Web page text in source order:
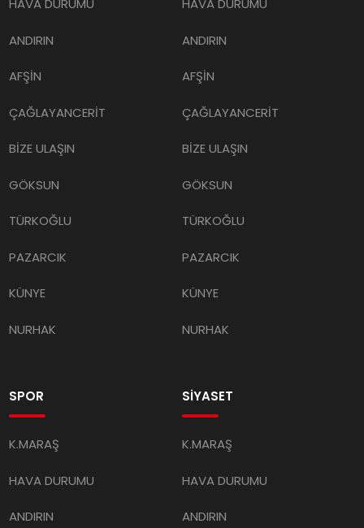
HAVA DURUMU
ANDIRIN
AFŞİN
ÇAĞLAYANCERİT
BİZE ULAŞIN
GÖKSUN
TÜRKOĞLU
PAZARCIK
KÜNYE
NURHAK
HAVA DURUMU
ANDIRIN
AFŞİN
ÇAĞLAYANCERİT
BİZE ULAŞIN
GÖKSUN
TÜRKOĞLU
PAZARCIK
KÜNYE
NURHAK
SPOR
K.MARAŞ
HAVA DURUMU
ANDIRIN
SİYASET
K.MARAŞ
HAVA DURUMU
ANDIRIN